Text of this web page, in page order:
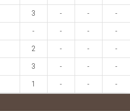
3 - - -
- - - -
2 - - -
3 - - -
1 - - -